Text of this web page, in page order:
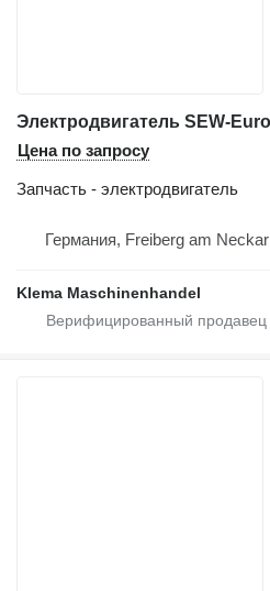
Цена по запросу
Запчасть - электродвигатель
Германия, Freiberg am Neckar
Klema Maschinenhandel